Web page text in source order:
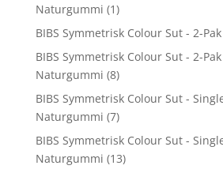
Naturgummi (1)
BIBS Symmetrisk Colour Sut - 2-
BIBS Symmetrisk Colour Sut - 2-
Naturgummi (8)
BIBS Symmetrisk Colour Sut -
Naturgummi (7)
BIBS Symmetrisk Colour Sut -
Naturgummi (13)